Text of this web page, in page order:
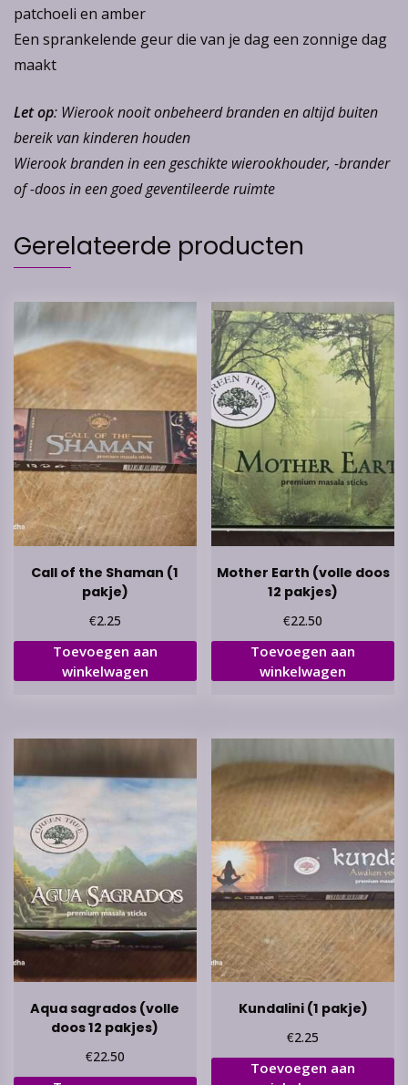
patchoeli en amber
Een sprankelende geur die van je dag een zonnige dag
maakt
Let op: Wierook nooit onbeheerd branden en altijd buiten
bereik van kinderen houden
Wierook branden in een geschikte wierookhouder, -brander
of -doos in een goed geventileerde ruimte
Gerelateerde producten
Call of the Shaman (1
pakje)
€2.25
Toevoegen aan
winkelwagen
Mother Earth (volle doos
12 pakjes)
€22.50
Toevoegen aan
winkelwagen
Aqua sagrados (volle
doos 12 pakjes)
€22.50
Kundalini (1 pakje)
€2.25
Toevoegen aan